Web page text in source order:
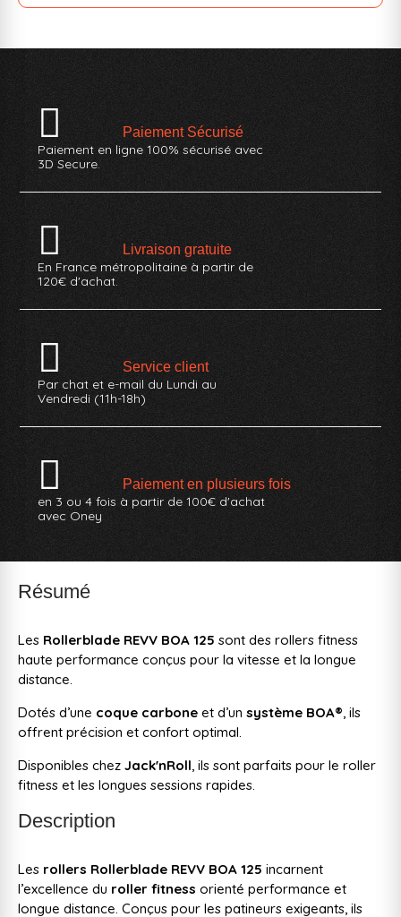
Paiement Sécurisé
Paiement en ligne 100% sécurisé avec
3D Secure.
Livraison gratuite
En France métropolitaine à partir de
120€ d'achat.
Service client
Par chat et e-mail du Lundi au
Vendredi (11h-18h)
Paiement en plusieurs fois
en 3 ou 4 fois à partir de 100€ d'achat
avec Oney
Résumé
Les Rollerblade REVV BOA 125 sont des rollers fitness
haute performance conçus pour la vitesse et la longue
distance.
Dotés d’une coque carbone et d’un système BOA®, ils
offrent précision et confort optimal.
Disponibles chez Jack'nRoll, ils sont parfaits pour le roller
fitness et les longues sessions rapides.
Description
Les rollers Rollerblade REVV BOA 125 incarnent
l’excellence du roller fitness orienté performance et
longue distance. Conçus pour les patineurs exigeants, ils